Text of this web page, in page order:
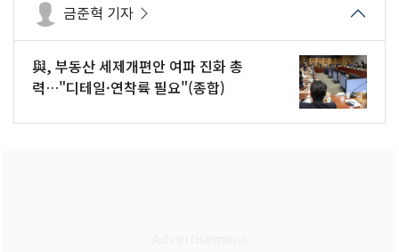
금준혁 기자
與, 부동산 세제개편안 여파 진화 총
력…"디테일·연착륙 필요"(종합)